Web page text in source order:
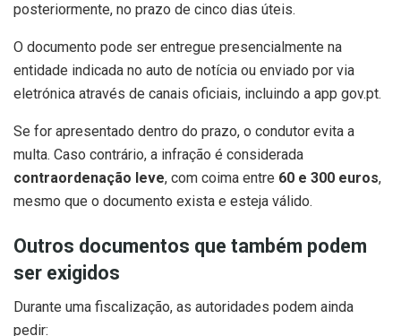
posteriormente, no prazo de cinco dias úteis.
O documento pode ser entregue presencialmente na
entidade indicada no auto de notícia ou enviado por via
eletrónica através de canais oficiais, incluindo a app gov.pt.
Se for apresentado dentro do prazo, o condutor evita a
multa. Caso contrário, a infração é considerada
contraordenação leve, com coima entre 60 e 300 euros,
mesmo que o documento exista e esteja válido.
Outros documentos que também podem
ser exigidos
Durante uma fiscalização, as autoridades podem ainda
pedir: